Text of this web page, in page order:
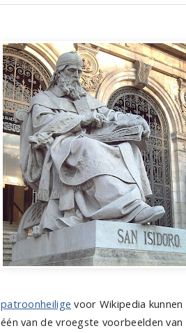
patroonheilige voor Wikipedia
één van de vroegste voorbeelden